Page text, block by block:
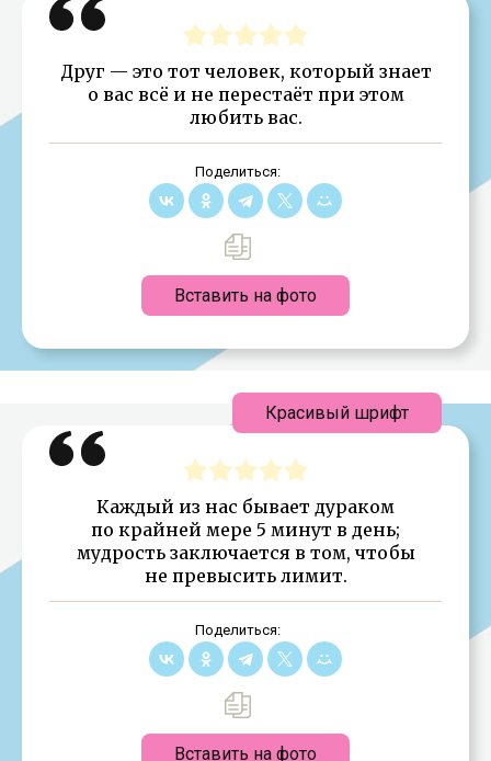
Друг — это тот человек, который знает
о вас всё и не перестаёт при этом
любить вас.
Поделиться:
Вставить на фото
Каждый из нас бывает дураком
по крайней мере 5 минут в день;
мудрость заключается в том, чтобы
не превысить лимит.
Поделиться:
Вставить на фото
Красивый шрифт